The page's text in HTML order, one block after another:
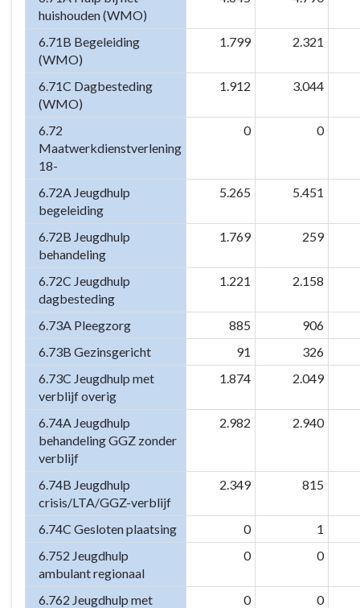
huishouden (WMO)
6.71B Begeleiding
(WMO)
1.799 2.321
6.71C Dagbesteding
(WMO)
1.912 3.044
6.72
Maatwerkdienstverlening
18-
0 0
6.72A Jeugdhulp
begeleiding
5.265 5.451
6.72B Jeugdhulp
behandeling
1.769 259
6.72C Jeugdhulp
dagbesteding
1.221 2.158
6.73A Pleegzorg 885
906
6.73B Gezinsgericht
91
326
6.73C Jeugdhulp met
verblijf overig
1.874 2.049
6.74A Jeugdhulp
behandeling GGZ zonder
verblijf
2.982 2.940
6.74B Jeugdhulp
crisis/LTA/GGZ-verblijf
2.349 815
6.74C Gesloten plaatsing 0
1
6.752 Jeugdhulp
ambulant regionaal
0 0
6.762 Jeugdhulp met
0 0